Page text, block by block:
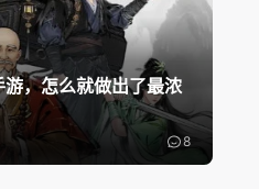
盗墓笔记：启程
解谜 角色扮演 悬疑
，怎么就做出了最浓
8